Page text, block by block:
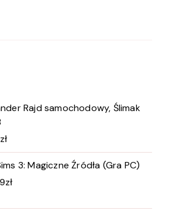
Rajd samochodowy, Ślimak
zł
3: Magiczne Źródła (Gra PC)
zł